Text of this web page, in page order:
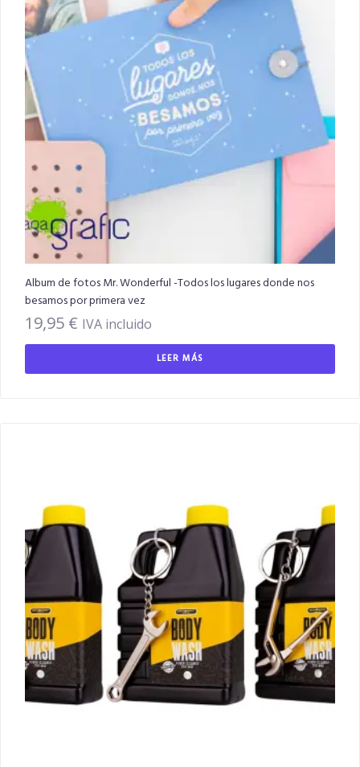
Album de fotos Mr. Wonderful -Todos los lugares donde nos
besamos por primera vez
19,95 € IVA incluido
LEER MÁS